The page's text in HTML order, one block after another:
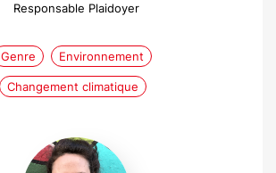
Responsable Plaidoyer
Genre Environnement
Changement climatique
Pauline
Boyer